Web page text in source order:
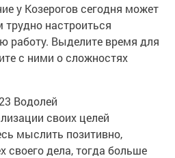
у Козерогов сегодня может
настроиться
работу. Выделите время для
с ними о сложностях
Водолей
своих целей
мыслить позитивно,
своего дела, тогда больше